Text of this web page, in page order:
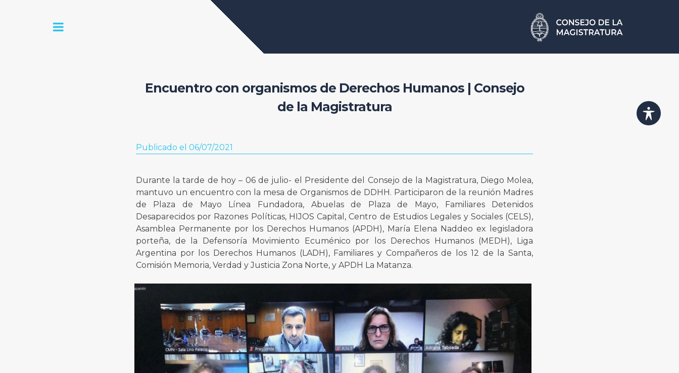
Encuentro con organismos de Derechos Humanos | Consejo
de la Magistratura
Publicado el 06/07/2021
Durante la tarde de hoy – 06 de julio- el Presidente del Consejo de la Magistratura, Diego Molea,
mantuvo un encuentro con la mesa de Organismos de DDHH. Participaron de la reunión Madres
de Plaza de Mayo Línea Fundadora, Abuelas de Plaza de Mayo, Familiares Detenidos
Desaparecidos por Razones Políticas, HIJOS Capital, Centro de Estudios Legales y Sociales (CELS),
Asamblea Permanente por los Derechos Humanos (APDH), María Elena Naddeo ex legisladora
porteña, de la Defensoría Movimiento Ecuménico por los Derechos Humanos (MEDH), Liga
Argentina por los Derechos Humanos (LADH), Familiares y Compañeros de los 12 de la Santa,
Comisión Memoria, Verdad y Justicia Zona Norte, y APDH La Matanza.